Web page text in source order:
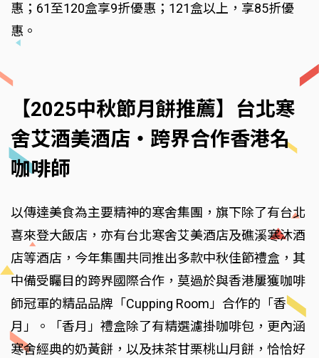
惠；61至120盒享9折優惠；121盒以上，享85折優
惠。
【2025中秋節月餅推薦】台北寒
舍艾酒美酒店‧跨界合作香港名
咖啡師
以傳達美食為主要精神的寒舍集團，旗下除了有台北
喜來登大飯店，亦有台北寒舍艾美酒店及礁溪寒沐酒
店等酒店，今年集團共同推出多款中秋佳節禮盒，其
中備受矚目的跨界國際合作，莫過於與香港屢獲咖啡
師冠軍的精品品牌「Cupping Room」合作的「香
月」。「香月」禮盒除了有精選濾掛咖啡包，更內涵
寒舍經典的奶黃餅，以及抹茶甘栗桃山月餅，恰恰好